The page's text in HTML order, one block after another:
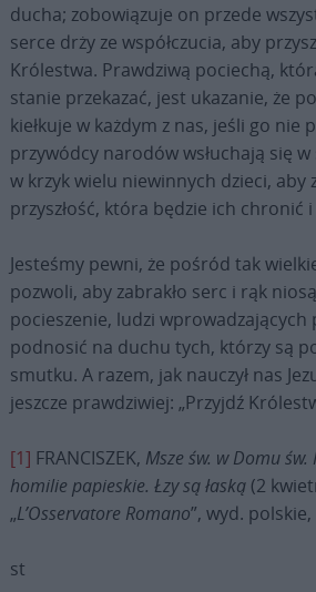
ducha; zobowiązuje on przede
serce drży ze współczucia, aby
Królestwa. Prawdziwą pociechą,
stanie przekazać, jest ukazanie, że
kiełkuje w każdym z nas, jeśli go nie
przywódcy narodów wsłuchają się
w krzyk wielu niewinnych dzieci, aby
przyszłość, która będzie ich chronić
Jesteśmy pewni, że pośród tak
pozwoli, aby zabrakło serc i rąk
pocieszenie, ludzi wprowadzających
podnosić na duchu tych, którzy są
smutku. A razem, jak nauczył nas
jeszcze prawdziwiej: „Przyjdź
[1] FRANCISZEK, Msze św. w Domu
homilie papieskie. Łzy są łaską (2
„L’Osservatore Romano”, wyd.
st